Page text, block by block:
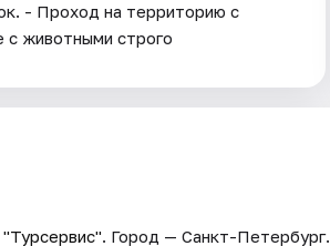
- Проход на территорию с
животными строго
. Город — Санкт-Петербург.